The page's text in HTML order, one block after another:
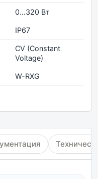
0...320 Вт
IP67
CV (Constant
Voltage)
W-RXG